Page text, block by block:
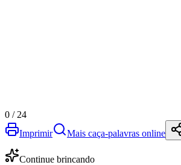
0 / 24
Imprimir
Mais caça-palavras online
Continue brincando